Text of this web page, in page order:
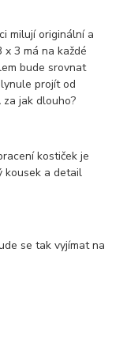
milují originální a
3 má na každé
bude srovnat
projít od
za jak dlouho?
kostiček je
kousek a detail
se tak vyjímat na